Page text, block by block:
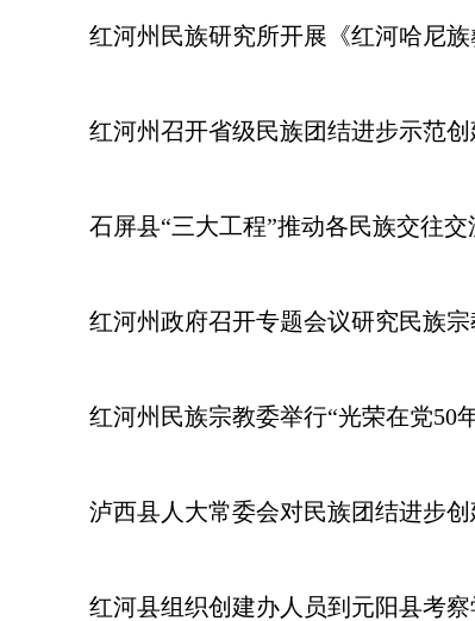
红河州民族研究所开展《红河哈尼
红河州召开省级民族团结进步示范
石屏县“三大工程”推动各民族交往交
红河州政府召开专题会议研究民族
红河州民族宗教委举行“光荣在党50
泸西县人大常委会对民族团结进步
红河县组织创建办人员到元阳县考察